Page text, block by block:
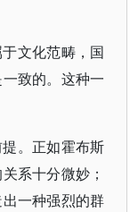
文化范畴，国
致的。这种一
。正如霍布斯
系十分微妙；
一种强烈的群